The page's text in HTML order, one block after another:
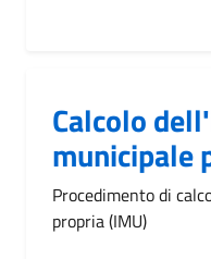
Calcolo
municipale
Procedimento di
propria (IMU)